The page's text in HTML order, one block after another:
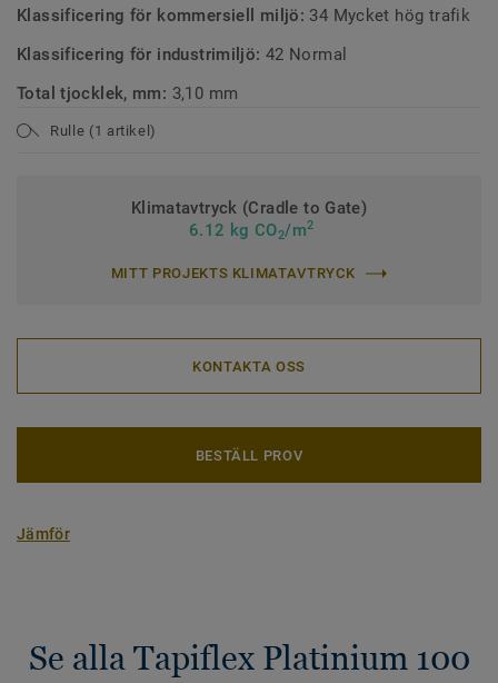
Klassificering för kommersiell miljö: 34 Mycket hög trafik
Klassificering för industrimiljö: 42 Normal
Total tjocklek, mm: 3,10 mm
Rulle (1 artikel)
Klimatavtryck (Cradle to Gate)
6.12 kg CO2/m2
MITT PROJEKTS KLIMATAVTRYCK
KONTAKTA OSS
BESTÄLL PROV
Jämför
Se alla Tapiflex Platinium 100